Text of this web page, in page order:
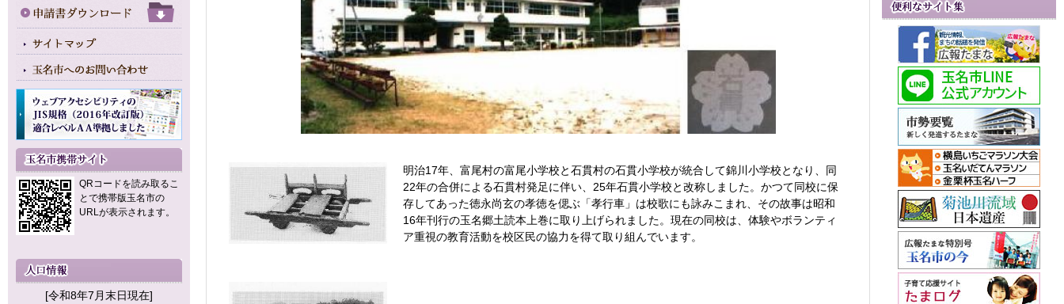
QRコードを読み取るこ
とで携帯版玉名市の
URLが表示されます。
[令和8年7月末日現在]
明治17年、富尾村の富尾小学校と石貫村の石貫小学校が統合して錦川小学校となり、同
22年の合併による石貫村発足に伴い、25年石貫小学校と改称しました。かつて同校に保
存してあった徳永尚玄の孝徳を偲ぶ「孝行車」は校歌にも詠みこまれ、その故事は昭和
16年刊行の玉名郷土読本上巻に取り上げられました。現在の同校は、体験やボランティ
ア重視の教育活動を校区民の協力を得て取り組んでいます。